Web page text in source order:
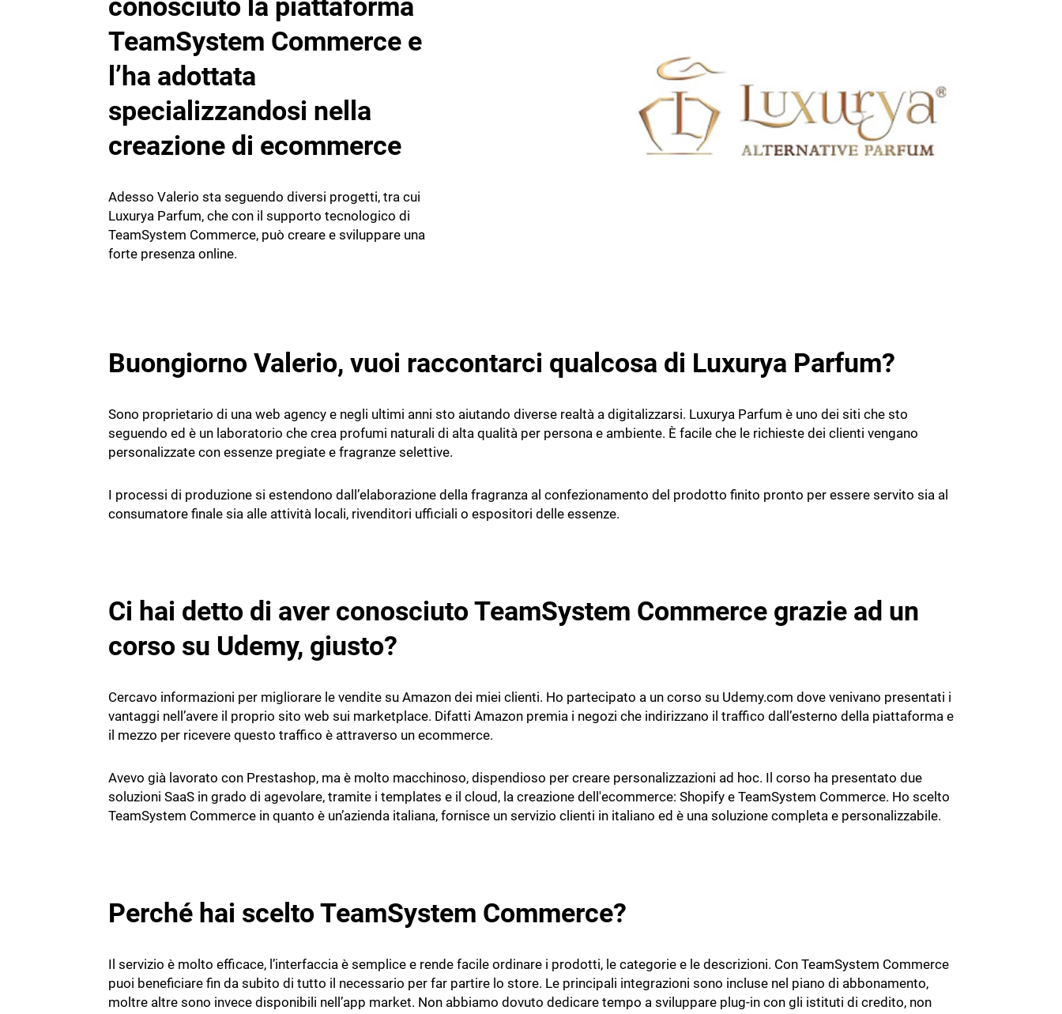
conosciuto la piattaforma
TeamSystem Commerce e
l’ha adottata
specializzandosi nella
creazione di ecommerce
Adesso Valerio sta seguendo diversi progetti, tra cui
Luxurya Parfum, che con il supporto tecnologico di
TeamSystem Commerce, può creare e sviluppare una
forte presenza online.
Buongiorno Valerio, vuoi raccontarci qualcosa di Luxurya Parfum?
Sono proprietario di una web agency e negli ultimi anni sto aiutando diverse realtà a digitalizzarsi. Luxurya Parfum è uno dei siti che sto
seguendo ed è un laboratorio che crea profumi naturali di alta qualità per persona e ambiente. È facile che le richieste dei clienti vengano
personalizzate con essenze pregiate e fragranze selettive.
I processi di produzione si estendono dall’elaborazione della fragranza al confezionamento del prodotto finito pronto per essere servito sia al
consumatore finale sia alle attività locali, rivenditori ufficiali o espositori delle essenze.
Ci hai detto di aver conosciuto TeamSystem Commerce grazie ad un
corso su Udemy, giusto?
Cercavo informazioni per migliorare le vendite su Amazon dei miei clienti. Ho partecipato a un corso su Udemy.com dove venivano presentati i
vantaggi nell’avere il proprio sito web sui marketplace. Difatti Amazon premia i negozi che indirizzano il traffico dall’esterno della piattaforma e
il mezzo per ricevere questo traffico è attraverso un ecommerce.
Avevo già lavorato con Prestashop, ma è molto macchinoso, dispendioso per creare personalizzazioni ad hoc. Il corso ha presentato due
soluzioni SaaS in grado di agevolare, tramite i templates e il cloud, la creazione dell'ecommerce: Shopify e TeamSystem Commerce. Ho scelto
TeamSystem Commerce in quanto è un’azienda italiana, fornisce un servizio clienti in italiano ed è una soluzione completa e personalizzabile.
Perché hai scelto TeamSystem Commerce?
Il servizio è molto efficace, l’interfaccia è semplice e rende facile ordinare i prodotti, le categorie e le descrizioni. Con TeamSystem Commerce
puoi beneficiare fin da subito di tutto il necessario per far partire lo store. Le principali integrazioni sono incluse nel piano di abbonamento,
moltre altre sono invece disponibili nell’app market. Non abbiamo dovuto dedicare tempo a sviluppare plug-in con gli istituti di credito, non